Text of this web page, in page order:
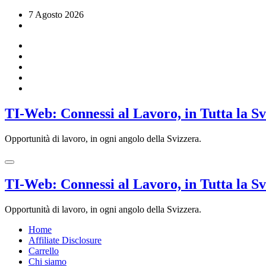
7 Agosto 2026
TI-Web: Connessi al Lavoro, in Tutta la
Opportunità di lavoro, in ogni angolo della Svizzera.
TI-Web: Connessi al Lavoro, in Tutta la
Opportunità di lavoro, in ogni angolo della Svizzera.
Home
Affiliate Disclosure
Carrello
Chi siamo